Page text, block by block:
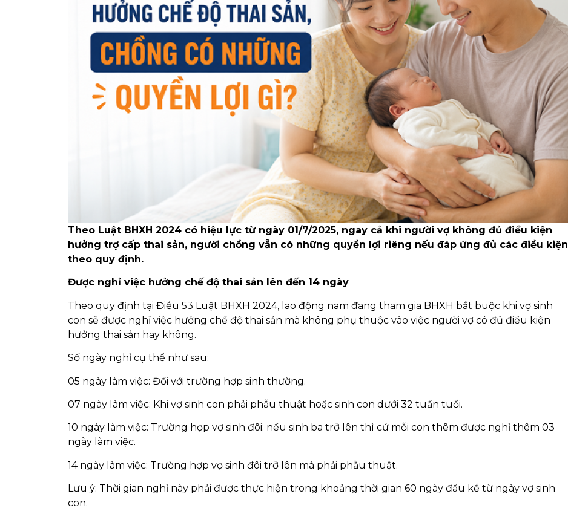
Theo Luật BHXH 2024 có hiệu lực từ ngày 01/7/2025, ngay cả khi người vợ không đủ điều kiện
hưởng trợ cấp thai sản, người chồng vẫn có những quyền lợi riêng nếu đáp ứng đủ các điều kiện
theo quy định.
Được nghỉ việc hưởng chế độ thai sản lên đến 14 ngày
Theo quy định tại Điều 53 Luật BHXH 2024, lao động nam đang tham gia BHXH bắt buộc khi vợ sinh
con sẽ được nghỉ việc hưởng chế độ thai sản mà không phụ thuộc vào việc người vợ có đủ điều kiện
hưởng thai sản hay không.
Số ngày nghỉ cụ thể như sau:
05 ngày làm việc: Đối với trường hợp sinh thường.
07 ngày làm việc: Khi vợ sinh con phải phẫu thuật hoặc sinh con dưới 32 tuần tuổi.
10 ngày làm việc: Trường hợp vợ sinh đôi; nếu sinh ba trở lên thì cứ mỗi con thêm được nghỉ thêm 03
ngày làm việc.
14 ngày làm việc: Trường hợp vợ sinh đôi trở lên mà phải phẫu thuật.
Lưu ý: Thời gian nghỉ này phải được thực hiện trong khoảng thời gian 60 ngày đầu kể từ ngày vợ sinh
con.